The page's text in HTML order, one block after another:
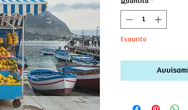
Esaurito